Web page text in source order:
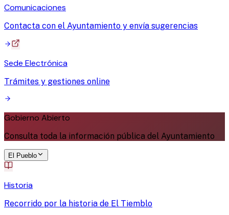
Comunicaciones
Contacta con el Ayuntamiento y envía sugerencias
Sede Electrónica
Trámites y gestiones online
Gobierno Abierto
Consulta toda la información pública del Ayuntamiento
El Pueblo
Historia
Recorrido por la historia de El Tiemblo